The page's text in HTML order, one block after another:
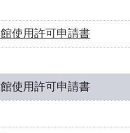
使用許可申請書
使用許可申請書